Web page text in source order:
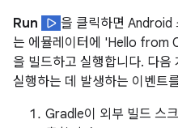
Run
을 클릭하면 Android
는 에뮬레이터에 'Hello from
을 빌드하고 실행합니다. 다음
실행하는 데 발생하는 이벤트
Gradle이 외부 빌드 스